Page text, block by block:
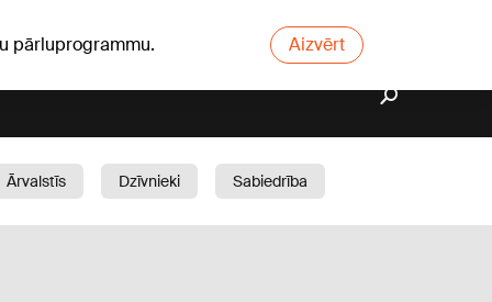
pārluprogrammu. Aizvērt
Ārvalstīs Dzīvnieki
Sabiedrība